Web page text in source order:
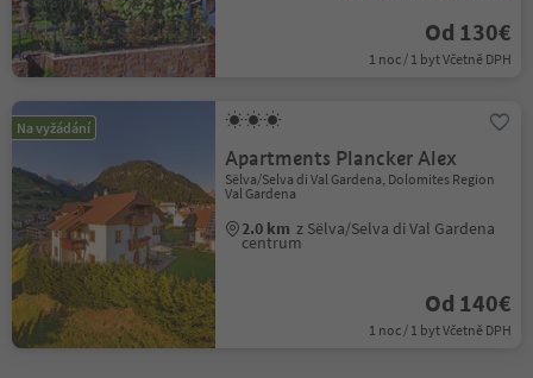
Od 130€
1 noc / 1 byt Včetně DPH
Na vyžádání
Apartments Plancker Alex
Sëlva/Selva di Val Gardena, Dolomites Region
Val Gardena
2.0 km z Sëlva/Selva di Val Gardena
centrum
Od 140€
1 noc / 1 byt Včetně DPH